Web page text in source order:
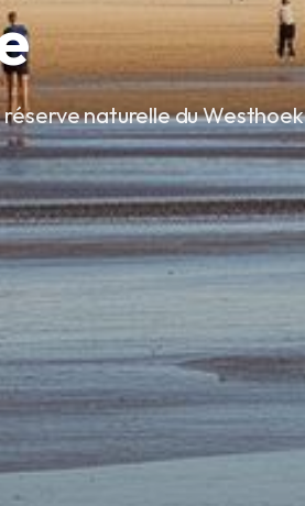
naturelle du Westhoek